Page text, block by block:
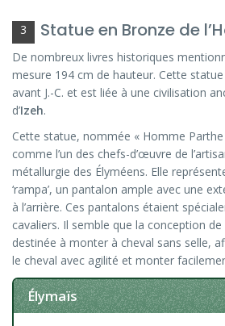
3 Statue en Bronze de
De nombreux livres historiques
mesure 194 cm de hauteur. Cette
avant J.-C. et est liée à une civilisation
d’Izeh.
Cette statue, nommée « Homme
comme l’un des chefs-d’œuvre de
métallurgie des Élyméens. Elle
‘rampa’, un pantalon ample avec une
à l’arrière. Ces pantalons étaient
cavaliers. Il semble que la conception
destinée à monter à cheval sans selle,
le cheval avec agilité et monter
Élymaïs